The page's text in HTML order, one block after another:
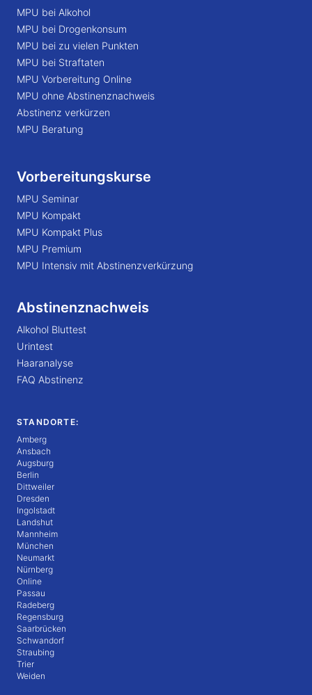
MPU bei Alkohol
MPU bei Drogenkonsum
MPU bei zu vielen Punkten
MPU bei Straftaten
MPU Vorbereitung Online
MPU ohne Abstinenznachweis
Abstinenz verkürzen
MPU Beratung
Vorbereitungskurse
MPU Seminar
MPU Kompakt
MPU Kompakt Plus
MPU Premium
MPU Intensiv mit Abstinenzverkürzung
Abstinenznachweis
Alkohol Bluttest
Urintest
Haaranalyse
FAQ Abstinenz
STANDORTE:
Amberg
Ansbach
Augsburg
Berlin
Dittweiler
Dresden
Ingolstadt
Landshut
Mannheim
München
Neumarkt
Nürnberg
Online
Passau
Radeberg
Regensburg
Saarbrücken
Schwandorf
Straubing
Trier
Weiden